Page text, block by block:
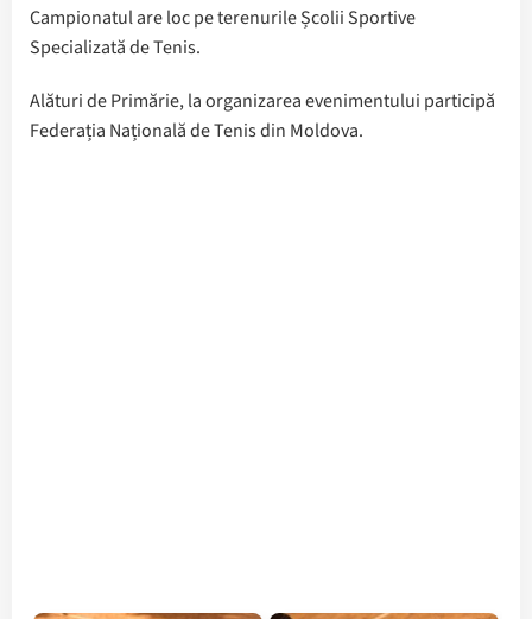
Campionatul are loc pe terenurile Școlii Sportive
Specializată de Tenis.
Alături de Primărie, la organizarea evenimentului participă
Federația Națională de Tenis din Moldova.